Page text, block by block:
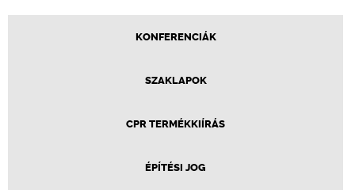
KONFERENCIÁK
SZAKLAPOK
CPR TERMÉKKIÍRÁS
ÉPÍTÉSI JOG